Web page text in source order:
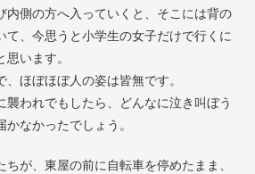
内側の方へ入っていくと、そこには背の
て、今思うと小学生の女子だけで行くに
います。
ほぼほぼ人の姿は皆無です。
襲われでもしたら、どんなに泣き叫ぼう
なかったでしょう。
が、東屋の前に自転車を停めたまま、